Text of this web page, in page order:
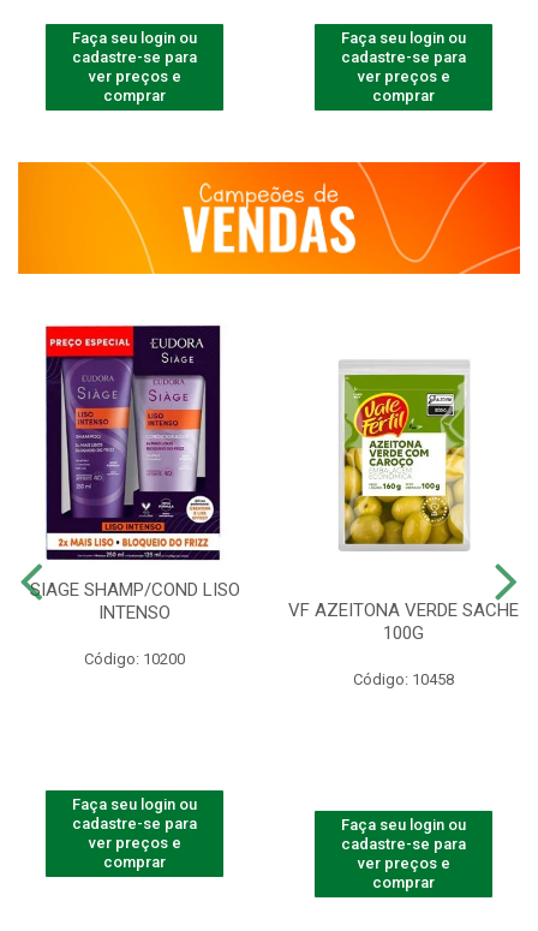
Faça seu login ou
cadastre-se para
ver preços e
comprar
Faça seu login ou
cadastre-se para
ver preços e
comprar
SIAGE SHAMP/COND LISO
INTENSO
Código: 10200
Faça seu login ou
cadastre-se para
ver preços e
comprar
VF AZEITONA VERDE SACHE
100G
Código: 10458
Faça seu login ou
cadastre-se para
ver preços e
comprar